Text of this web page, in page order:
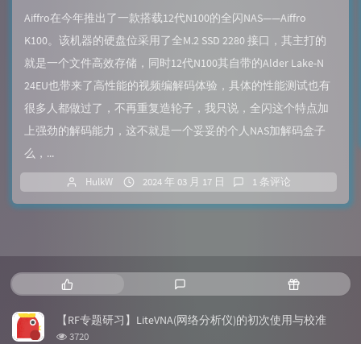
Aiffro在今年推出了一款搭载12代N100的全闪NAS——Aiffro
K100。该机器的硬盘位采用了全M.2 SSD 2280 接口，其主打的
就是一个文件高效存储，同时12代N100其自带的Alder Lake-N
24EU也带来了高性能的视频编解码体验，具体的性能测试也有
很多人都做过了，不再重复造轮子，我只说，全闪这个特点加
上强劲的解码能力，这不就是一个妥妥的个人NAS加解码盒子
么，...
HulkW 2024 年 03 月 17 日 1 条评论
热
门
文
章
新
评
论
随
机
文
章
【RF专题研习】LiteVNA(网络分析仪)的初次使用与校准
浏
3720